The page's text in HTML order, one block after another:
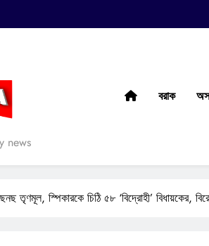
news
বরাক
তৃণমূল, স্পিকারকে চিঠি ৫৮ ‘বিদ্রোহী’ বিধায়কের,